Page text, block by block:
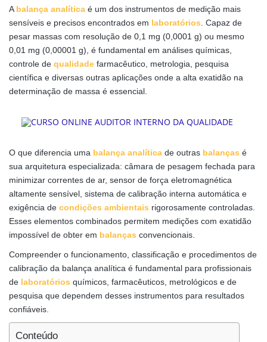
A balança analítica é um dos instrumentos de medição mais
sensíveis e precisos encontrados em laboratórios . Capaz de
pesar massas com resolução de 0,1 mg (0,0001 g) ou mesmo
0,01 mg (0,00001 g), é fundamental em análises químicas,
controle de qualidade farmacêutico, metrologia, pesquisa
científica e diversas outras aplicações onde a alta exatidão na
determinação de massa é essencial.
O que diferencia uma balança analítica de outras balanças é
sua arquitetura especializada: câmara de pesagem fechada para
minimizar correntes de ar, sensor de força eletromagnética
altamente sensível, sistema de calibração interna automática e
exigência de condições ambientais rigorosamente controladas.
Esses elementos combinados permitem medições com exatidão
impossível de obter em balanças convencionais.
Compreender o funcionamento, classificação e procedimentos de
calibração da balança analítica é fundamental para profissionais
de laboratórios químicos, farmacêuticos, metrológicos e de
pesquisa que dependem desses instrumentos para resultados
confiáveis.
Conteúdo